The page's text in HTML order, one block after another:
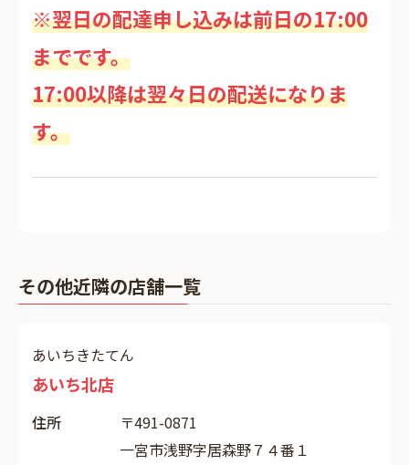
※翌日の配達申し込みは前日の17:00
までです。
17:00以降は翌々日の配送になりま
す。
その他近隣の店舗一覧
あいちきたてん
あいち北店
住所
〒491-0871
一宮市浅野字居森野７４番１